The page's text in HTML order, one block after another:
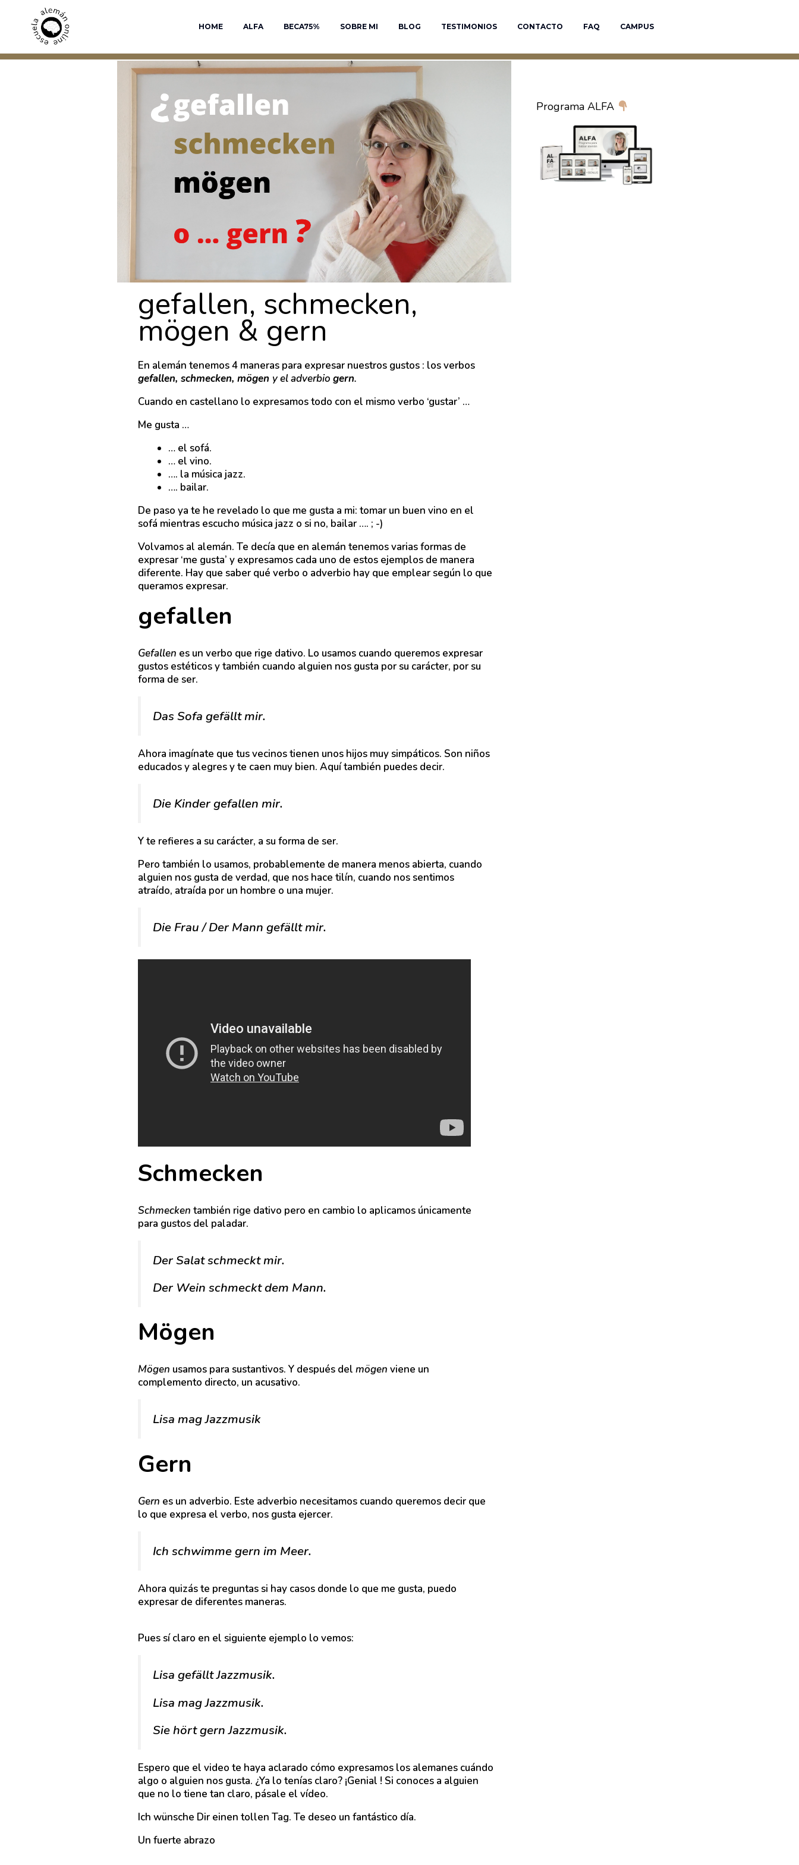
contenido
HOME ALFA BECA75% SOBRE MI BLOG TESTIMONIOS CONTACTO FAQ CAMPUS
gefallen, schmecken,
mögen & gern
En alemán tenemos 4 maneras para expresar nuestros gustos : los verbos
gefallen, schmecken, mögen y el adverbio gern.
Cuando en castellano lo expresamos todo con el mismo verbo ‘gustar’ …
Me gusta …
… el sofá.
… el vino.
…. la música jazz.
…. bailar.
De paso ya te he revelado lo que me gusta a mi: tomar un buen vino en el
sofá mientras escucho música jazz o si no, bailar …. ; -)
Volvamos al alemán. Te decía que en alemán tenemos varias formas de
expresar ‘me gusta’ y expresamos cada uno de estos ejemplos de manera
diferente. Hay que saber qué verbo o adverbio hay que emplear según lo que
queramos expresar.
gefallen
Gefallen es un verbo que rige dativo. Lo usamos cuando queremos expresar
gustos estéticos y también cuando alguien nos gusta por su carácter, por su
forma de ser.
Das Sofa gefällt mir.
Ahora imagínate que tus vecinos tienen unos hijos muy simpáticos. Son niños
educados y alegres y te caen muy bien. Aquí también puedes decir.
Die Kinder gefallen mir.
Y te refieres a su carácter, a su forma de ser.
Pero también lo usamos, probablemente de manera menos abierta, cuando
alguien nos gusta de verdad, que nos hace tilín, cuando nos sentimos
atraído, atraída por un hombre o una mujer.
Die Frau / Der Mann gefällt mir.
Schmecken
Schmecken también rige dativo pero en cambio lo aplicamos únicamente
para gustos del paladar.
Der Salat schmeckt mir.
Der Wein schmeckt dem Mann.
Mögen
Mögen usamos para sustantivos. Y después del mögen viene un
complemento directo, un acusativo.
Lisa mag Jazzmusik
Gern
Gern es un adverbio. Este adverbio necesitamos cuando queremos decir que
lo que expresa el verbo, nos gusta ejercer.
Ich schwimme gern im Meer.
Ahora quizás te preguntas si hay casos donde lo que me gusta, puedo
expresar de diferentes maneras.
Pues sí claro en el siguiente ejemplo lo vemos:
Lisa gefällt Jazzmusik.
Lisa mag Jazzmusik.
Sie hört gern Jazzmusik.
Espero que el video te haya aclarado cómo expresamos los alemanes cuándo
algo o alguien nos gusta. ¿Ya lo tenías claro? ¡Genial ! Si conoces a alguien
que no lo tiene tan claro, pásale el vídeo.
Ich wünsche Dir einen tollen Tag. Te deseo un fantástico día.
Un fuerte abrazo
Programa ALFA